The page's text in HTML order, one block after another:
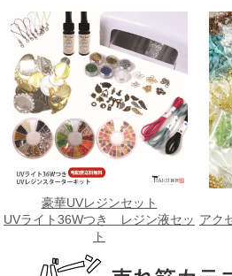
豪華UVレジンセット
UVライト36Wつき レジン液セッ
ト
アク